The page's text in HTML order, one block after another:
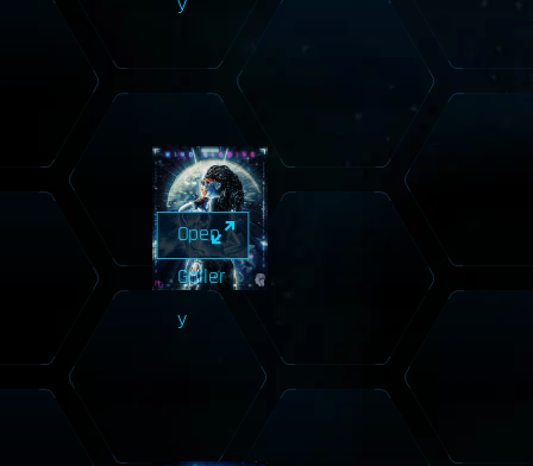
Open
Galler
y